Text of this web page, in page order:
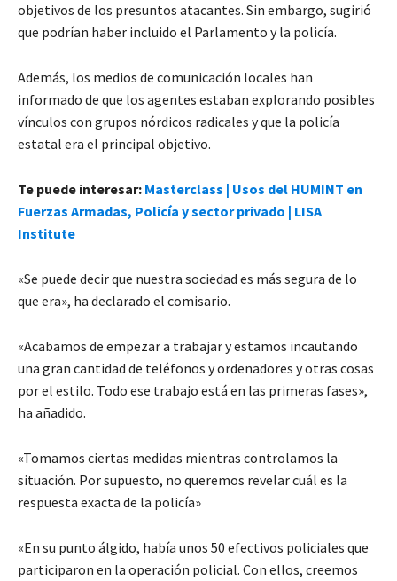
objetivos de los presuntos atacantes. Sin embargo, sugirió
que podrían haber incluido el Parlamento y la policía.
Además, los medios de comunicación locales han
informado de que los agentes estaban explorando posibles
vínculos con grupos nórdicos radicales y que la policía
estatal era el principal objetivo.
Te puede interesar: Masterclass | Usos del HUMINT en
Fuerzas Armadas, Policía y sector privado | LISA
Institute
«Se puede decir que nuestra sociedad es más segura de lo
que era», ha declarado el comisario.
«Acabamos de empezar a trabajar y estamos incautando
una gran cantidad de teléfonos y ordenadores y otras cosas
por el estilo. Todo ese trabajo está en las primeras fases»,
ha añadido.
«Tomamos ciertas medidas mientras controlamos la
situación. Por supuesto, no queremos revelar cuál es la
respuesta exacta de la policía»
«En su punto álgido, había unos 50 efectivos policiales que
participaron en la operación policial. Con ellos, creemos